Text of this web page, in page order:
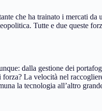
che ha trainato i mercati da
Tutte e due queste
dalla gestione dei
La velocità nel
la tecnologia all’altro